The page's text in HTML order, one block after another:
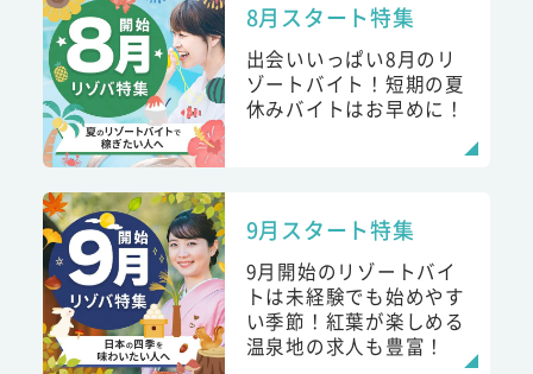
8月スタート特集
出会いいっぱい8月のリ
ゾートバイト！短期の夏
休みバイトはお早めに！
9月スタート特集
9月開始のリゾートバイ
トは未経験でも始めやす
い季節！紅葉が楽しめる
温泉地の求人も豊富！